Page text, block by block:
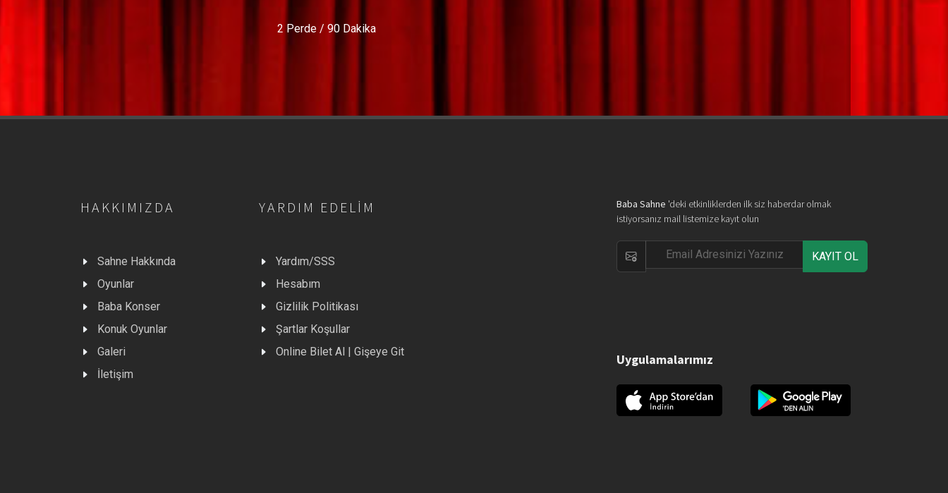
2 Perde / 90 Dakika
HAKKIMIZDA
Sahne Hakkında
Oyunlar
Baba Konser
Konuk Oyunlar
Galeri
İletişim
YARDIM EDELIM
Yardım/SSS
Hesabım
Gizlilik Politikası
Şartlar Koşullar
Online Bilet Al | Gişeye Git
Baba Sahne 'deki etkinliklerden ilk siz haberdar olmak
istiyorsanız mail listemize kayıt olun
KAYIT OL
Uygulamalarımız